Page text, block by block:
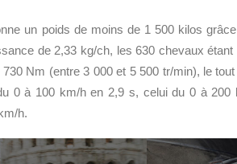
un poids de moins de 1 500 kilos
de 2,33 kg/ch, les 630 chevaux
Nm (entre 3 000 et 5 500 tr/min), le
0 à 100 km/h en 2,9 s, celui du 0 à
h.